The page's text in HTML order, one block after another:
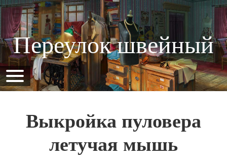
Переулок швейный
Выкройка пуловера
летучая мышь